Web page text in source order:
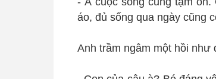
áo, đủ sống qua ngày cũng
Anh trầm ngâm một hồi như